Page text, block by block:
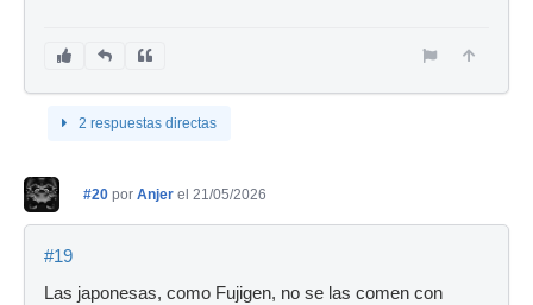
2 respuestas directas
#20 por Anjer el 21/05/2026
#19
Las japonesas, como Fujigen, no se las comen con